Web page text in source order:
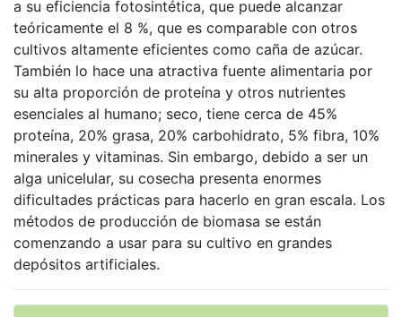
a su eficiencia fotosintética, que puede alcanzar
teóricamente el 8 %, que es comparable con otros
cultivos altamente eficientes como caña de azúcar.
También lo hace una atractiva fuente alimentaria por
su alta proporción de proteína y otros nutrientes
esenciales al humano; seco, tiene cerca de 45%
proteína, 20% grasa, 20% carbohidrato, 5% fibra, 10%
minerales y vitaminas. Sin embargo, debido a ser un
alga unicelular, su cosecha presenta enormes
dificultades prácticas para hacerlo en gran escala. Los
métodos de producción de biomasa se están
comenzando a usar para su cultivo en grandes
depósitos artificiales.